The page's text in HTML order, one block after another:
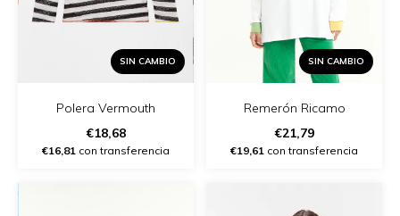
SIN CAMBIO
Polera Vermouth
€18,68
€16,81 con transferencia
SIN CAMBIO
Remerón Ricamo
€21,79
€19,61 con transferencia